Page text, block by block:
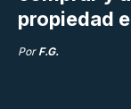
propiedad
Por F.G.